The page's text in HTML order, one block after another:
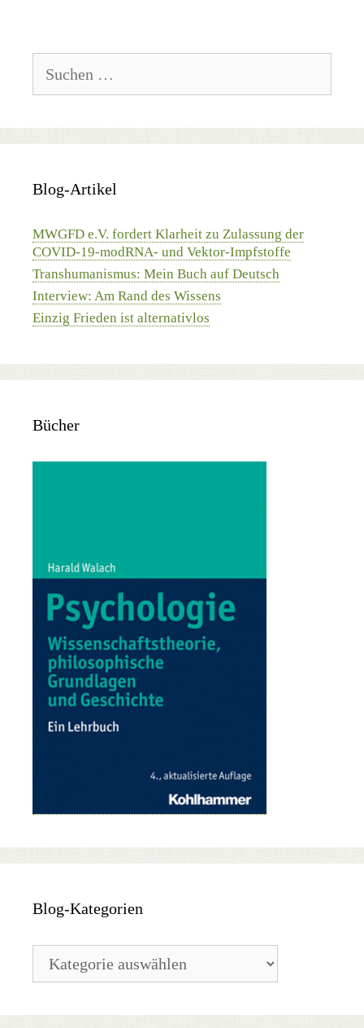
nach:
Blog-Artikel
MWGFD e.V. fordert Klarheit zu Zulassung der
COVID-19-modRNA- und Vektor-Impfstoffe
Transhumanismus: Mein Buch auf Deutsch
Interview: Am Rand des Wissens
Einzig Frieden ist alternativlos
Bücher
Blog-Kategorien
Kategorien